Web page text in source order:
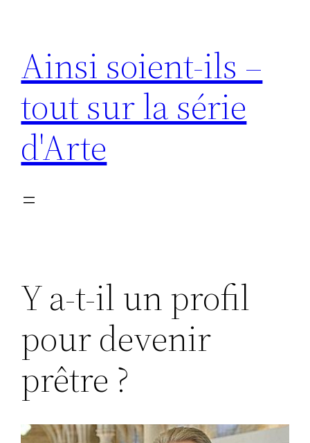
contenu
Ainsi soient-ils –
tout sur la série
d'Arte
Y a-t-il un profil
pour devenir
prêtre ?